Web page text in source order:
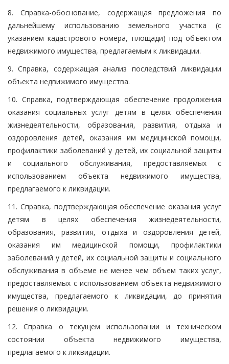
8. Справка-обоснование, содержащая предложения по
дальнейшему использованию земельного участка (с
указанием кадастрового номера, площади) под объектом
недвижимого имущества, предлагаемым к ликвидации.
9. Справка, содержащая анализ последствий ликвидации
объекта недвижимого имущества.
10. Справка, подтверждающая обеспечение продолжения
оказания социальных услуг детям в целях обеспечения
жизнедеятельности, образования, развития, отдыха и
оздоровления детей, оказания им медицинской помощи,
профилактики заболеваний у детей, их социальной защиты
и социального обслуживания, предоставляемых с
использованием объекта недвижимого имущества,
предлагаемого к ликвидации.
11. Справка, подтверждающая обеспечение оказания услуг
детям в целях обеспечения жизнедеятельности,
образования, развития, отдыха и оздоровления детей,
оказания им медицинской помощи, профилактики
заболеваний у детей, их социальной защиты и социального
обслуживания в объеме не менее чем объем таких услуг,
предоставляемых с использованием объекта недвижимого
имущества, предлагаемого к ликвидации, до принятия
решения о ликвидации.
12. Справка о текущем использовании и техническом
состоянии объекта недвижимого имущества,
предлагаемого к ликвидации.